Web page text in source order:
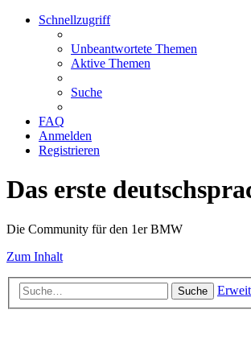
Schnellzugriff
Unbeantwortete Themen
Aktive Themen
Suche
FAQ
Anmelden
Registrieren
Das erste
Die Community für den 1er BMW
Zum Inhalt
Suche